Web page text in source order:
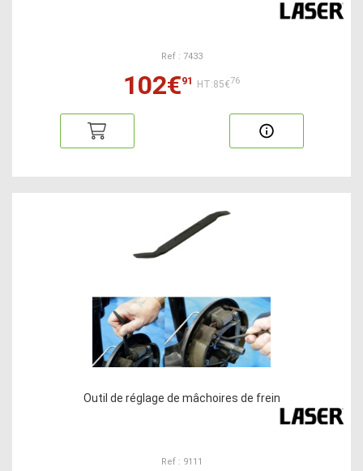
Ref : 7433
102€91 HT:85€76
Outil de réglage de mâchoires de frein
Ref : 9111